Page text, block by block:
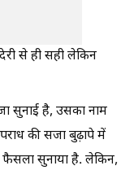
से ही सही लेकिन
सुनाई है, उसका नाम
की सजा बुढ़ापे में
फैसला सुनाया है. लेकिन,